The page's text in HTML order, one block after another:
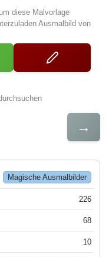
diese Malvorlage
Ausmalbild von
→
Magische Ausmalbilder
226
68
10